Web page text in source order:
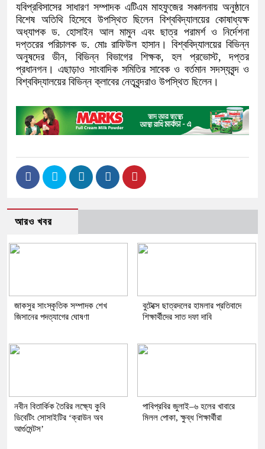
যবিপ্রবিসাসের সাধারণ সম্পাদক এটিএম মাহফুজের সঞ্চালনায় অনুষ্ঠানে
বিশেষ অতিথি হিসেবে উপস্থিত ছিলেন বিশ্ববিদ্যালয়ের কোষাধ্যক্ষ
অধ্যাপক ড. হোসাইন আল মামুন এবং ছাত্র পরামর্শ ও নির্দেশনা
দপ্তরের পরিচালক ড. মোঃ রাফিউল হাসান। বিশ্ববিদ্যালয়ের বিভিন্ন
অনুষদের ডীন, বিভিন্ন বিভাগের শিক্ষক, হল প্রভোস্ট, দপ্তর
প্রধানগন। এছাড়াও সাংবাদিক সমিতির সাবেক ও বর্তমান সদস্যবৃন্দ ও
বিশ্ববিদ্যালয়ের বিভিন্ন ক্লাবের নেতৃবৃন্দরাও উপস্থিত ছিলেন।
আরও খবর
জাকসুর সাংস্কৃতিক সম্পাদক শেখ
জিসানের পদত্যাগের ঘোষণা
বুটেক্সে ছাত্রদলের হামলার প্রতিবাদে
শিক্ষার্থীদের সাত দফা দাবি
নবীন বিতার্কিক তৈরির লক্ষ্যে কুবি
ডিবেটিং সোসাইটির ‘ক্রাউন অব
আর্গুমেন্টস’
পাবিপ্রবির জুলাই–৬ হলের খাবারে
মিলল পোকা, ক্ষুব্ধ শিক্ষার্থীরা